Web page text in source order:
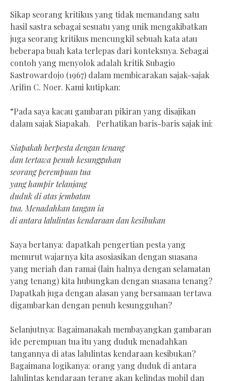
Sikap seorang kritikus yang tidak memandang satu
hasil sastra sebagai sesuatu yang unik mengakibatkan
juga seorang kritikus mencungkil sebuah kata atau
beberapa buah kata terlepas dari konteksnya. Sebagai
contoh yang menyolok adalah kritik Subagio
Sastrowardojo (1967) dalam membicarakan sajak-sajak
Arifin C. Noer. Kami kutipkan:
“Pada saya kacau gambaran pikiran yang disajikan
dalam sajak Siapakah. Perhatikan baris-baris sajak ini:
Siapakah berpesta dengan tenang
dan tertawa penuh kesungguhan
seorang perempuan tua
yang hampir telanjang
duduk di atas jembatan
tua. Menadahkan tangan ia
di antara lalulintas kendaraan dan kesibukan
Saya bertanya: dapatkah pengertian pesta yang
menurut wajarnya kita asosiasikan dengan suasana
yang meriah dan ramai (lain halnya dengan selamatan
yang tenang) kita hubungkan dengan suasana tenang?
Dapatkah juga dengan alasan yang bersamaan tertawa
digambarkan dengan penuh kesungguhan?
Selanjutnya: Bagaimanakah membayangkan gambaran
ide perempuan tua itu yang duduk menadahkan
tangannya di atas lalulintas kendaraan kesibukan?
Bagaimana logikanya: orang yang duduk di antara
lalulintas kendaraan terang akan kelindas mobil dan